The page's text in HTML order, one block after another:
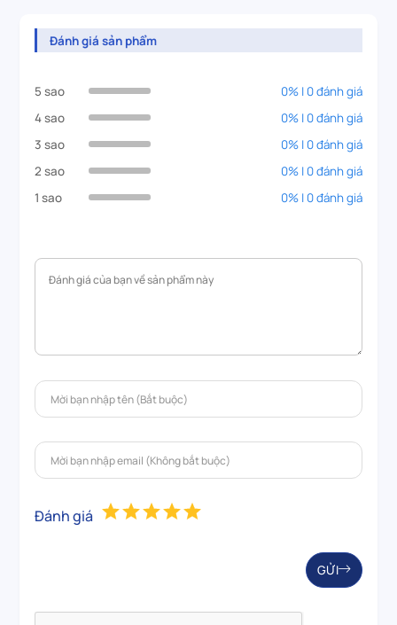
Đánh giá sản phẩm
5 sao
0% | 0 đánh giá
4 sao
0% | 0 đánh giá
3 sao
0% | 0 đánh giá
2 sao
0% | 0 đánh giá
1 sao
0% | 0 đánh giá
Đánh giá
GỬI